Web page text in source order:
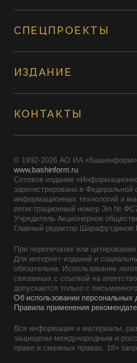
СПЕЦПРОЕКТЫ
ИЗДАНИЕ
КОНТАКТЫ
© 1992-2026 АО ИА «Башинформ».
www.bashinform.ru
Сетевое издание
зарегистрировано в
информационных технологий и
регистрационный номер Эл №
Учредитель Акционерное
Главный редактор Шарафутдинов
При перепечатке или
Для интернет-изданий и
обязательна. Использование
связанных с ссылкой на
допускается только с
Об использовании персональных
Правила применения
Вся информация и материалы,
защищены международным и
праве и смежных правах. 18+